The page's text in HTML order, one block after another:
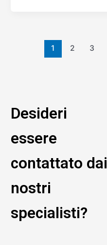
1 2 3
Desideri
essere
contattato dai
nostri
specialisti?